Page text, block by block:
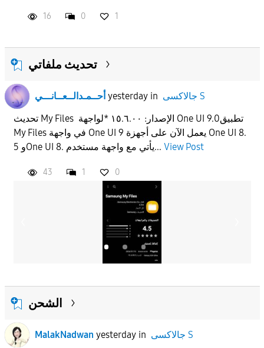
16 0 1
تحديث ملفاتي
أحــمـدالــعــانـــي yesterdayin
جالاكسى S
تحديث My Files الإصدار: ١٥.٦.٠٠ *لواجهة One UI 9.0تطبيق
My Files في واجهة One UI 9 يعمل الآن على أجهزة One UI 8.
5 وOne UI 8. يأتي مع واجهة مستخدم... View Post
43 1 0
الشحن
MalakNadwan yesterdayin
جالاكسى S